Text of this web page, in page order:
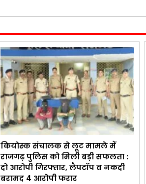
कियोस्क संचालक से लूट मामले में
राजगढ़ पुलिस को मिली बड़ी सफलता :
दो आरोपी गिरफ्तार, लैपटॉप व नकदी
बरामद 4 आरोपी फरार